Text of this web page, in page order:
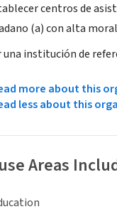
centros de
(a) con alta
una institución de
more about this
less about this
Areas